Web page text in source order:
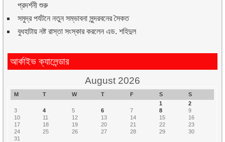
প্রদর্শনী শুরু
সমুদ্র পর্যটনে নতুন সম্ভাবনা সুন্দরবনের সৈকত
বুধহাটায় নষ্ট রাস্তা সংস্কার করলেন এড. শহিদুল
আর্কাইভ ক্যালেন্ডার
August 2026
M T W T F S
S
1
2
3
4 5 6 7 8
9
10
11 12 13 14 15
16
17
18 19 20 21 22
23
24
25 26 27 28 29
30
31